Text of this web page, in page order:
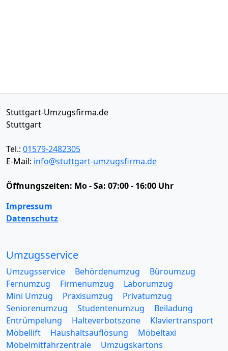
Stuttgart-Umzugsfirma.de
Stuttgart
Tel.: 01579-2482305
E-Mail: info@stuttgart-umzugsfirma.de
Öffnungszeiten: Mo - Sa: 07:00 - 16:00 Uhr
Impressum
Datenschutz
Umzugsservice
Umzugsservice Behördenumzug
Büroumzug
Fernumzug
Firmenumzug
Laborumzug
Mini Umzug
Praxisumzug
Privatumzug
Seniorenumzug
Studentenumzug
Beiladung
Entrümpelung
Halteverbotszone
Klaviertransport
Möbellift
Haushaltsauflösung
Möbeltaxi
Möbelmitfahrzentrale
Umzugskartons